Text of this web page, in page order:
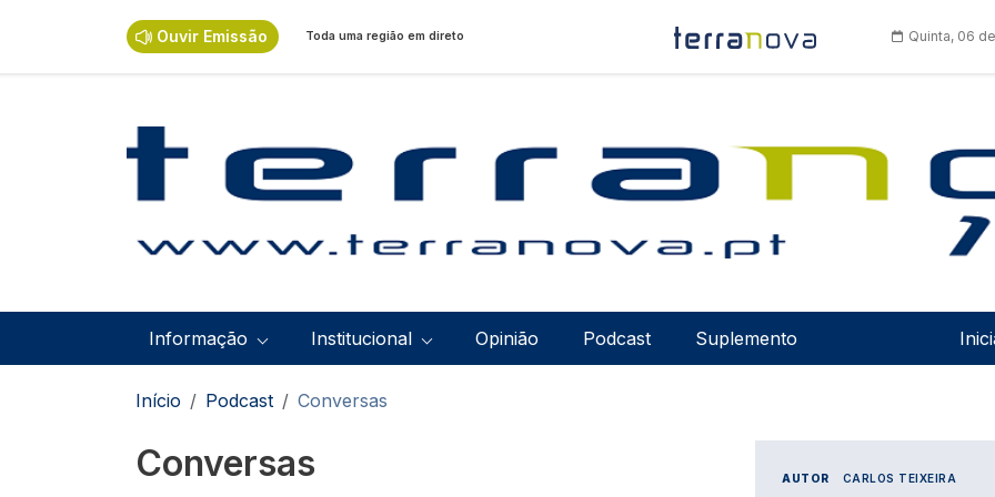
Ouvir Emissão Toda uma região em direto Quinta, 06
Navegação principal
Informação Institucional Opinião Podcast Suplemento
Navegação estrutural
Início Podcast Conversas
Conversas AUTOR CARLOS TEIXEIRA